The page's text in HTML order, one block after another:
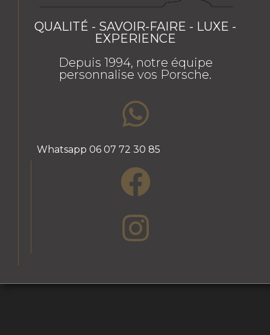
QUALITÉ - SAVOIR-FAIRE - LUXE -
EXPERIENCE
Depuis 1994, notre équipe
personnalise vos Porsche.
Whatsapp 06 07 72 30 85